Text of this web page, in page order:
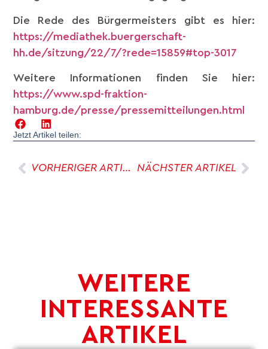
Die Rede des Bürgermeisters gibt es hier:
https://mediathek.buergerschaft-
hh.de/sitzung/22/7/?rede=15859#top-3017
Weitere Informationen finden Sie hier:
https://www.spd-fraktion-
hamburg.de/presse/pressemitteilungen.html
Jetzt Artikel teilen:
VORHERIGER ARTIKEL NÄCHSTER ARTIKEL
WEITERE
INTERESSANTE
ARTIKEL